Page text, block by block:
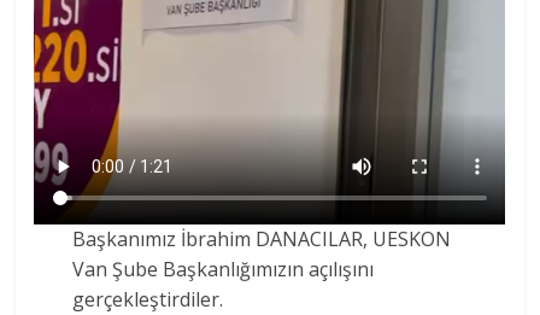
Başkanımız İbrahim DANACILAR, UESKON
Van Şube Başkanlığımızın açılışını
gerçekleştirdiler.